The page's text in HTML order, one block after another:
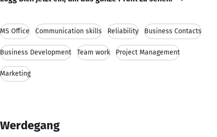
MS Office Communication skills Reliability Business Contacts
Business Development Team work Project Management
Marketing
Werdegang